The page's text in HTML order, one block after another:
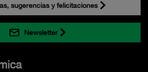
sugerencias y felicitaciones
Newsletter